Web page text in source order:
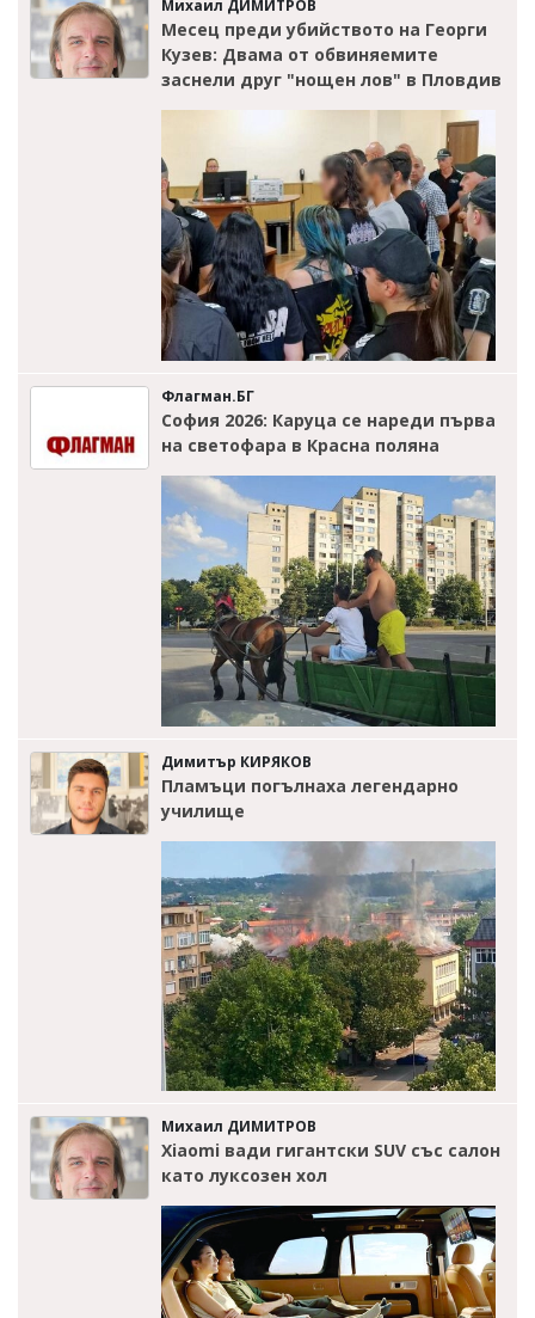
Михаил ДИМИТРОВ
Месец преди убийството на Георги
Кузев: Двама от обвиняемите
заснели друг "нощен лов" в Пловдив
Флагман.БГ
София 2026: Каруца се нареди първа
на светофара в Красна поляна
Димитър КИРЯКОВ
Пламъци погълнаха легендарно
училище
Михаил ДИМИТРОВ
Xiaomi вади гигантски SUV със салон
като луксозен хол